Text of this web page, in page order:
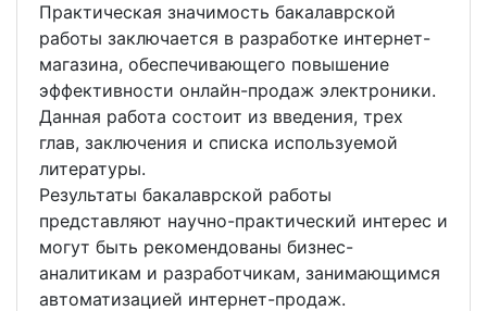
Практическая значимость бакалаврской
работы заключается в разработке интернет-
магазина, обеспечивающего повышение
эффективности онлайн-продаж электроники.
Данная работа состоит из введения, трех
глав, заключения и списка используемой
литературы.
Результаты бакалаврской работы
представляют научно-практический интерес и
могут быть рекомендованы бизнес-
аналитикам и разработчикам, занимающимся
автоматизацией интернет-продаж.